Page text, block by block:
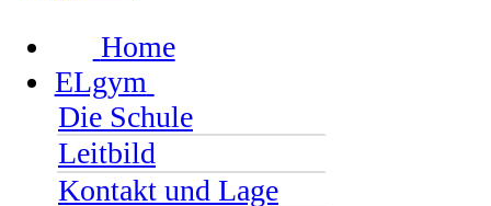
Home
ELgym
Die Schule
Leitbild
Kontakt und Lage